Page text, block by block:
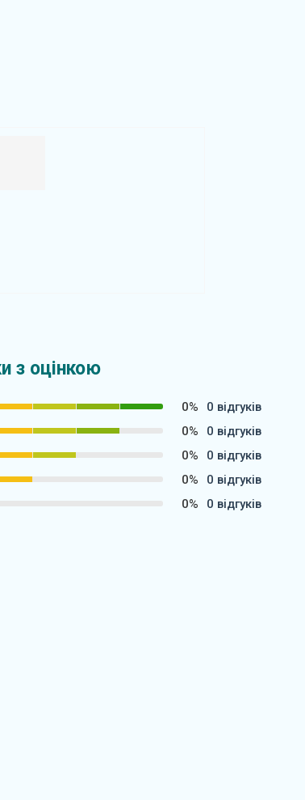
з оцінкою
0%
0 відгуків
0%
0 відгуків
0%
0 відгуків
0%
0 відгуків
0%
0 відгуків